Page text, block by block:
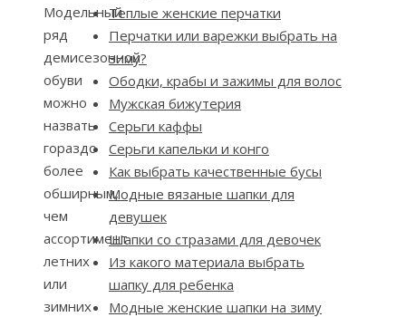
Модельный
ряд
демисезонной
обуви
можно
назвать
гораздо
более
обширным,
чем
ассортимент
летних
или
зимних
Теплые женские перчатки
Перчатки или варежки выбрать на
зиму?
Ободки, крабы и зажимы для волос
Мужская бижутерия
Серьги каффы
Серьги капельки и конго
Как выбрать качественные бусы
Модные вязаные шапки для
девушек
Шапки со стразами для девочек
Из какого материала выбрать
шапку для ребенка
Модные женские шапки на зиму